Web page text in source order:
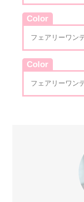
Color
フェアリーワン
Color
フェアリーワン